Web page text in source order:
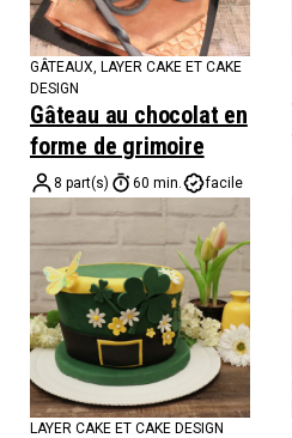
GÂTEAUX, LAYER CAKE ET CAKE
DESIGN
Gâteau au chocolat en
forme de grimoire
8 part(s) 60 min. facile
LAYER CAKE ET CAKE DESIGN